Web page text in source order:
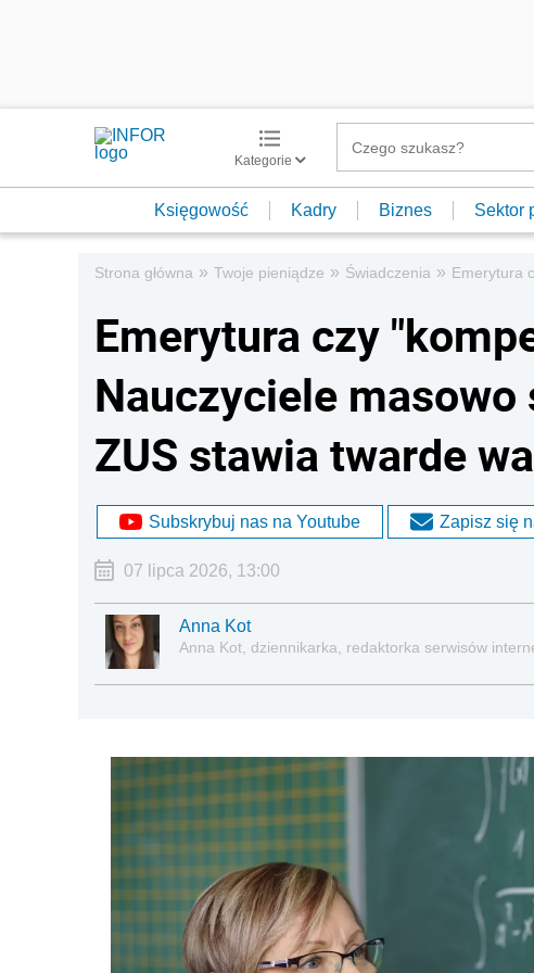
Kategorie
Księgowość Kadry Biznes Sektor
Strona główna » Twoje pieniądze » Świadczenia » Emerytura
Emerytura czy
Nauczyciele
ZUS stawia twarde
Subskrybuj nas na Youtube Zapisz się
07 lipca 2026, 13:00
Anna Kot
Anna Kot, dziennikarka, redaktorka serwisów